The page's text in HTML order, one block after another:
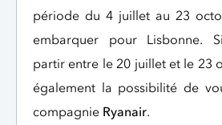
période du 4 juillet au 23
embarquer pour Lisbonne.
partir entre le 20 juillet et le 23
également la possibilité de
compagnie Ryanair.